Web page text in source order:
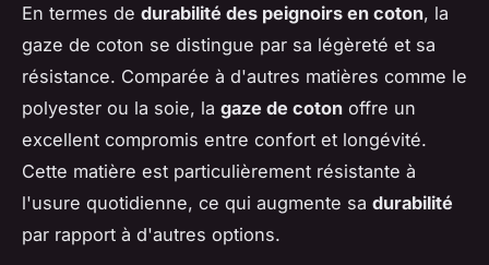
En termes de durabilité des peignoirs en coton, la
gaze de coton se distingue par sa légèreté et sa
résistance. Comparée à d'autres matières comme le
polyester ou la soie, la gaze de coton offre un
excellent compromis entre confort et longévité.
Cette matière est particulièrement résistante à
l'usure quotidienne, ce qui augmente sa durabilité
par rapport à d'autres options.